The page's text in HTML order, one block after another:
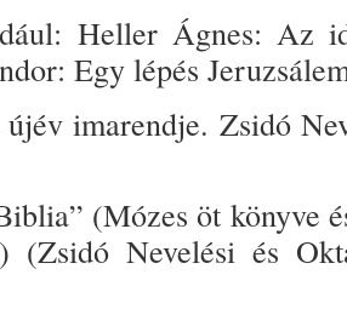
Heller Ágnes: Az
Egy lépés
imarendje. Zsidó
(Mózes öt könyve
(Zsidó Nevelési és